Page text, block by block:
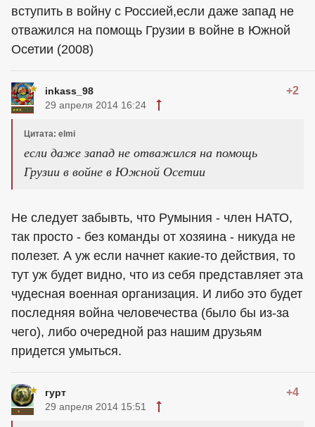
вступить в войну с Россией,если даже запад не
отважился на помощь Грузии в войне в Южной
Осетии (2008)
inkass_98 +2
29 апреля 2014 16:24
Цитата: elmi
если даже запад не отважился на помощь
Грузии в войне в Южной Осетии
Не следует забывть, что Румыния - член НАТО,
так просто - без команды от хозяина - никуда не
полезет. А уж если начнет какие-то действия, то
тут уж будет видно, что из себя представляет эта
чудесная военная организация. И либо это будет
последняя война человечества (было бы из-за
чего), либо очередной раз нашим друзьям
придется умыться.
гурт +4
29 апреля 2014 15:51